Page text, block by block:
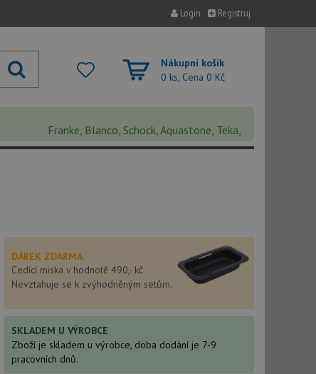
Login Registruj
Nákupní košík
0 ks, Cena 0 Kč
Franke, Blanco, Schock, Aquastone, Teka, Helika, Deante,
DÁREK ZDARMA
Cedící miska v hodnotě 490,- kč
Nevztahuje se k zvýhodněným setům.
SKLADEM U VÝROBCE
Zboží je skladem u výrobce, doba dodání je 7-9
pracovních dnů.